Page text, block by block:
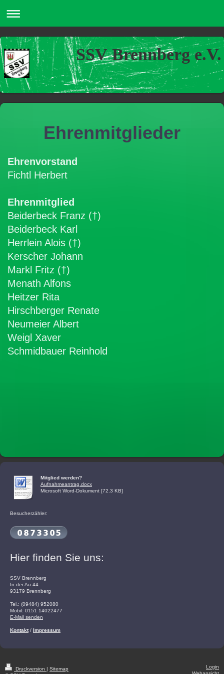
SSV Brennberg e.V.
Ehrenmitglieder
Ehrenvorstand
Fichtl Herbert
Ehrenmitglied
Beiderbeck Franz (†)
Beiderbeck Karl
Herrlein Alois (†)
Kerscher Johann
Markl Fritz (†)
Menath Alfons
Heitzer Rita
Hirschberger Renate
Neumeier Albert
Weigl Xaver
Schmidbauer Reinhold
Mitglied werden?
Aufnahmeantrag.docx
Microsoft Word-Dokument [72.3 KB]
Besucherzähler:
Hier finden Sie uns:
SSV Brennberg
In der Au 44
93179 Brennberg
Tel.: (09484) 952080
Mobil: 0151 14022477
E-Mail senden
Kontakt/ Impressum
Druckversion | Sitemap
Login